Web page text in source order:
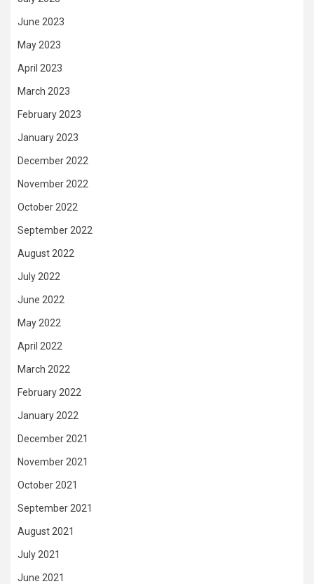
June 2023
May 2023
April 2023
March 2023
February 2023
January 2023
December 2022
November 2022
October 2022
September 2022
August 2022
July 2022
June 2022
May 2022
April 2022
March 2022
February 2022
January 2022
December 2021
November 2021
October 2021
September 2021
August 2021
July 2021
June 2021